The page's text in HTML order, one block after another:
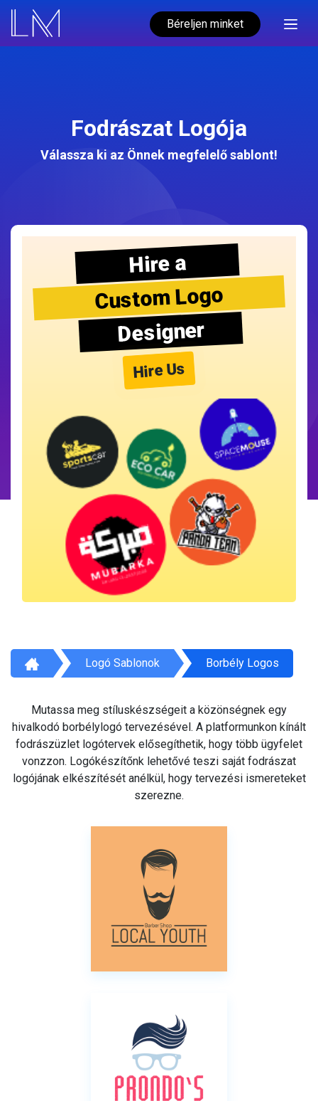
Béreljen minket
Fodrászat Logója
Válassza ki az Önnek megfelelő sablont!
Hire a
Custom Logo
Designer
Hire Us
Logó Sablonok Borbély Logos
Mutassa meg stíluskészségeit a közönségnek egy
hivalkodó borbélylogó tervezésével. A platformunkon kínált
fodrászüzlet logótervek elősegíthetik, hogy több ügyfelet
vonzzon. Logókészítőnk lehetővé teszi saját fodrászat
logójának elkészítését anélkül, hogy tervezési ismereteket
szerezne.